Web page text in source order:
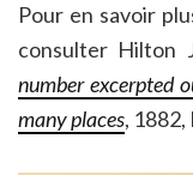
Pour en savoir
consulter Hilton
number excerpted
many places,